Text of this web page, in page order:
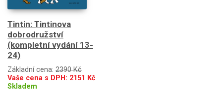
Tintin: Tintinova
dobrodružství
(kompletní vydání 13-
24)
Základní cena: 2390 Kč
Vaše cena s DPH: 2151 Kč
Skladem